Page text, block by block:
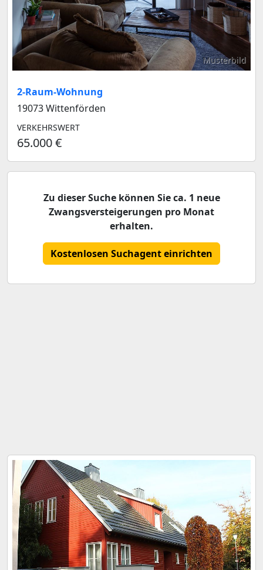
Musterbild
2-Raum-Wohnung
19073 Wittenförden
VERKEHRSWERT
65.000 €
Zu dieser Suche können Sie ca. 1 neue
Zwangsversteigerungen pro Monat
erhalten.
Kostenlosen Suchagent einrichten